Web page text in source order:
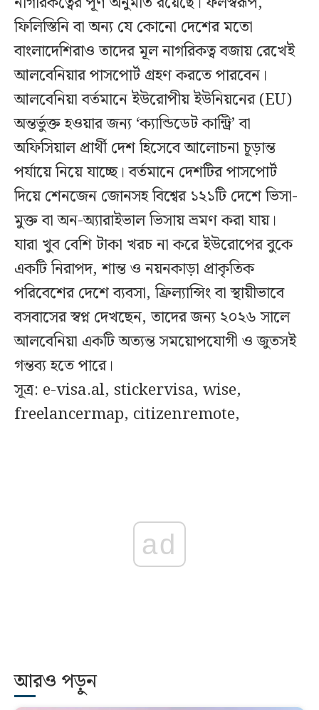
ফিলিস্তিনি বা অন্য যে কোনো দেশের মতো
বাংলাদেশিরাও তাদের মূল নাগরিকত্ব বজায় রেখেই
আলবেনিয়ার পাসপোর্ট গ্রহণ করতে পারবেন।
আলবেনিয়া বর্তমানে ইউরোপীয় ইউনিয়নের (EU)
অন্তর্ভুক্ত হওয়ার জন্য ‘ক্যান্ডিডেট কান্ট্রি’ বা
অফিসিয়াল প্রার্থী দেশ হিসেবে আলোচনা চূড়ান্ত
পর্যায়ে নিয়ে যাচ্ছে। বর্তমানে দেশটির পাসপোর্ট
দিয়ে শেনজেন জোনসহ বিশ্বের ১২১টি দেশে ভিসা-
মুক্ত বা অন-অ্যারাইভাল ভিসায় ভ্রমণ করা যায়।
যারা খুব বেশি টাকা খরচ না করে ইউরোপের বুকে
একটি নিরাপদ, শান্ত ও নয়নকাড়া প্রাকৃতিক
পরিবেশের দেশে ব্যবসা, ফ্রিল্যান্সিং বা স্থায়ীভাবে
বসবাসের স্বপ্ন দেখছেন, তাদের জন্য ২০২৬ সালে
আলবেনিয়া একটি অত্যন্ত সময়োপযোগী ও জুতসই
গন্তব্য হতে পারে।
সূত্র: e-visa.al, stickervisa, wise,
freelancermap, citizenremote,
ad
আরও পড়ুন